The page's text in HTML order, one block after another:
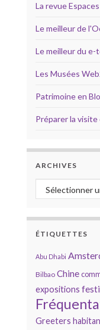
La revue Espaces
Le meilleur de
Le meilleur du e-
Les Musées
Patrimoine en
Préparer la
ARCHIVES
Archives
ÉTIQUETTES
Abu Dhabi
Bilbao Chine
expositions
Greeters